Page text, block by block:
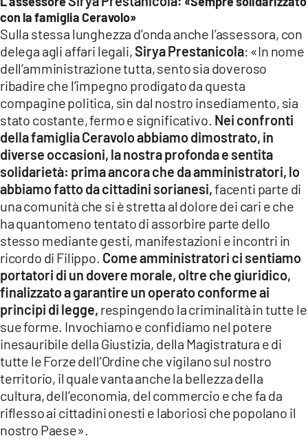
con la famiglia Ceravolo»
Sulla stessa lunghezza d’onda anche l’assessora, con
delega agli affari legali,Sirya Prestanicola: «In nome
dell’amministrazione tutta, sento sia doveroso
ribadire che l’impegno prodigato da questa
compagine politica, sin dal nostro insediamento, sia
stato costante, fermo e significativo. Nei confronti
della famiglia Ceravolo abbiamo dimostrato, in
diverse occasioni, la nostra profonda e sentita
solidarietà: prima ancora che da amministratori, lo
abbiamo fatto da cittadini sorianesi,facenti parte di
una comunità che si è stretta al dolore dei cari e che
ha quantomeno tentato di assorbire parte dello
stesso mediante gesti, manifestazioni e incontri in
ricordo di Filippo. Come amministratori ci sentiamo
portatori di un dovere morale, oltre che giuridico,
finalizzato a garantire un operato conforme ai
principi di legge, respingendo la criminalità in tutte le
sue forme. Invochiamo e confidiamo nel potere
inesauribile della Giustizia, della Magistratura e di
tutte le Forze dell’Ordine che vigilano sul nostro
territorio, il quale vanta anche la bellezza della
cultura, dell’economia, del commercio e che fa da
riflesso ai cittadini onesti e laboriosi che popolano il
nostro Paese».